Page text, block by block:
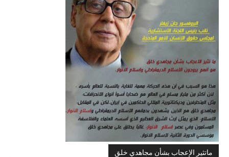
ماتثير الإعجاب بشأن مجاهدي خلق